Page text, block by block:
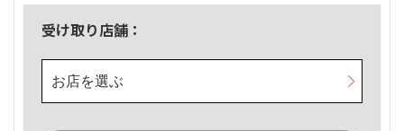
受け取り店舗：
お店を選ぶ